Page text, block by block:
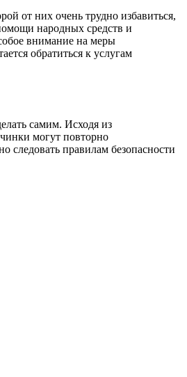
от них очень трудно избавиться,
народных средств и
внимание на меры
обратиться к услугам
самим. Исходя из
могут повторно
следовать правилам безопасности